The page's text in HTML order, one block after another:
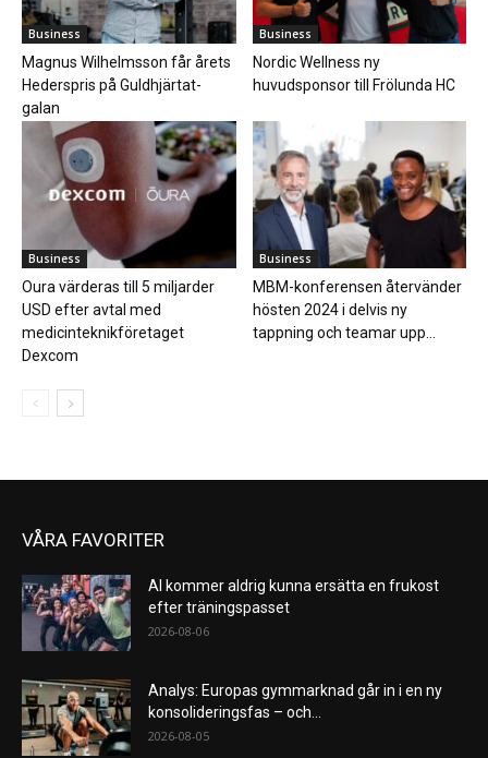
Business
Magnus Wilhelmsson får årets
Hederspris på Guldhjärtat-
galan
Business
Nordic Wellness ny
huvudsponsor till Frölunda HC
Business
Oura värderas till 5 miljarder
USD efter avtal med
medicinteknikföretaget
Dexcom
Business
MBM-konferensen återvänder
hösten 2024 i delvis ny
tappning och teamar upp...
VÅRA FAVORITER
AI kommer aldrig kunna ersätta en frukost
efter träningspasset
2026-08-06
Analys: Europas gymmarknad går in i en ny
konsolideringsfas – och...
2026-08-05